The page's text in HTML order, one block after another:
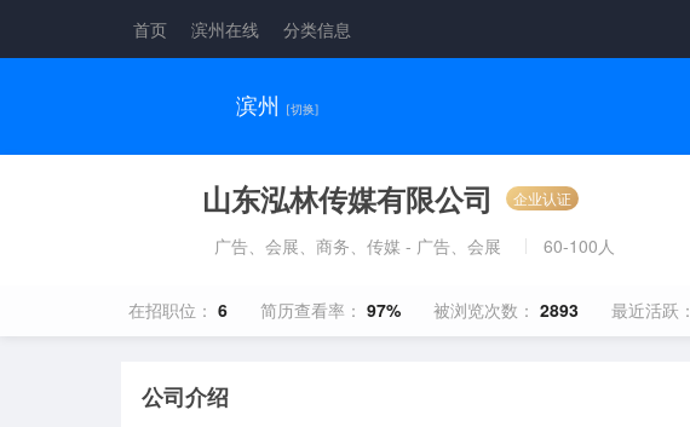
首页 滨州在线 分类信息
滨州 [切换]
山东泓林传媒有限公司 企业认证
广告、会展、商务、传媒 - 广告、会展 60-100人
在招职位： 6 简历查看率： 97% 被浏览次数： 2893 最近活跃：
公司介绍